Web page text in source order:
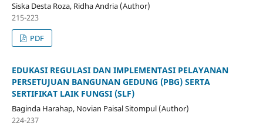
Siska Desta Roza, Ridha Andria (Author)
215-223
PDF
EDUKASI REGULASI DAN IMPLEMENTASI PELAYANAN
PERSETUJUAN BANGUNAN GEDUNG (PBG) SERTA
SERTIFIKAT LAIK FUNGSI (SLF)
Baginda Harahap, Novian Paisal Sitompul (Author)
224-237